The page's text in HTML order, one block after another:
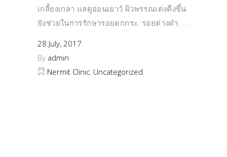
เกลี้ยงเกลา แลดูอ่อนเยาว์ ผิวพรรณเต่งตึงขึ้น
ยังช่วยในการรักษารอยตกกระ, รอยด่างดำ,
28 July, 2017
By admin
Nermit Clinic, Uncategorized